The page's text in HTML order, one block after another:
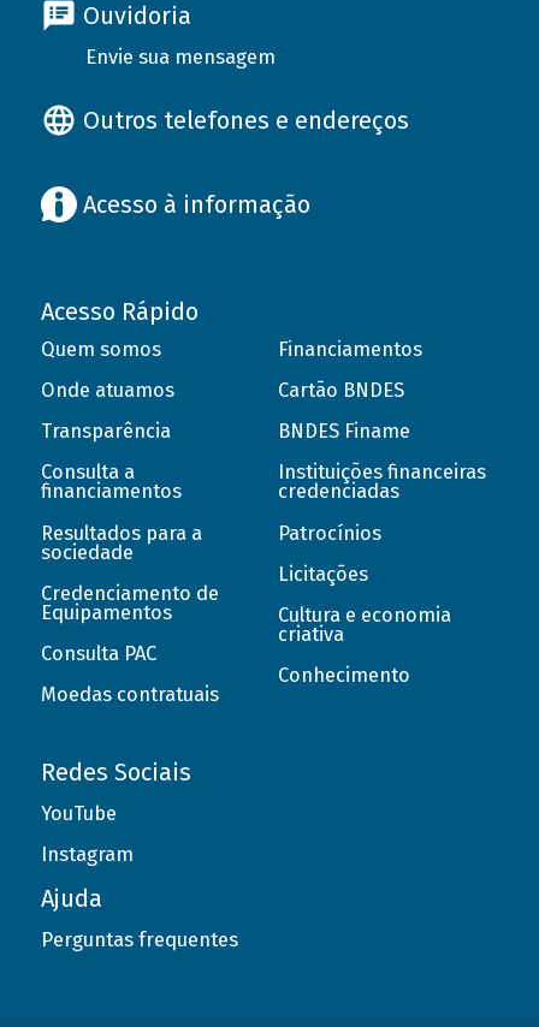
Ouvidoria
Envie sua mensagem
Outros telefones e endereços
Acesso à informação
Acesso Rápido
Quem somos
Onde atuamos
Transparência
Consulta a
financiamentos
Resultados para a
sociedade
Credenciamento de
Equipamentos
Consulta PAC
Moedas contratuais
Financiamentos
Cartão BNDES
BNDES Finame
Instituições financeiras
credenciadas
Patrocínios
Licitações
Cultura e economia
criativa
Conhecimento
Redes Sociais
YouTube
Instagram
Ajuda
Perguntas frequentes